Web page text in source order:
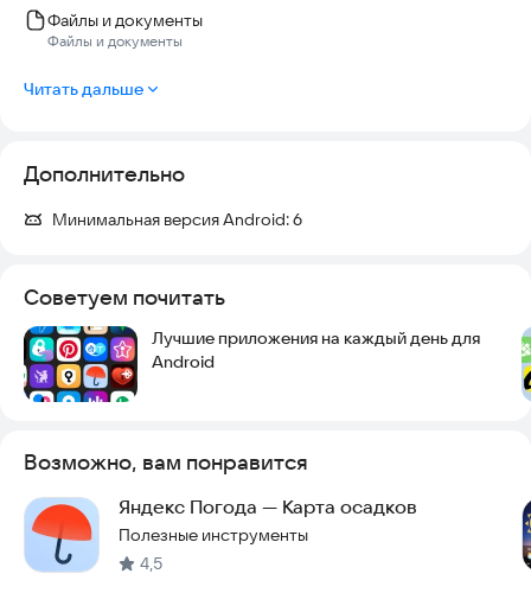
Команда YoWindow.
Файлы и документы
Файлы и документы
Читать дальше
Дополнительно
Минимальная версия Android:6
Советуем почитать
Лучшие приложения на каждый день для
Android
Возможно, вам понравится
Яндекс Погода — Карта осадков
Полезные инструменты
4,5